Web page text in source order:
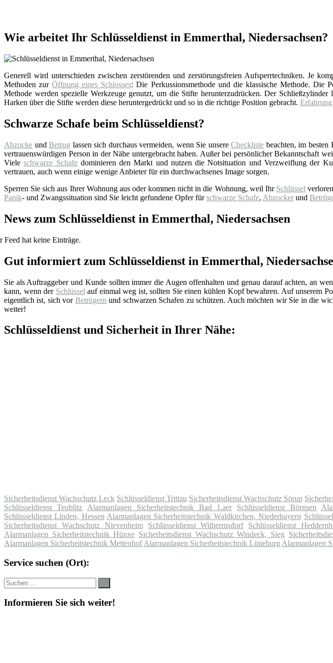
Wie arbeitet Ihr Schlüsseldienst in Emmerthal, Niedersachsen?
Generell wird unterschieden zwischen zerstörenden und zerstörungsfreien Aufsperrtechniken. Je
Methoden zurÖffnung eines Schlosses: Die Perkussionsmethode und die klassische Methode. Die
Methode werden spezielle Werkzeuge genutzt, um die Stifte herunterzudrücken. Der
Harken über die Stifte werden diese heruntergedrückt und so in die richtige Position gebracht. Erfahrung
Schwarze Schafe beim Schlüsseldienst?
Abzocke undBetrug lassen sich durchaus vermeiden, wenn Sie unsereCheckliste beachten, im
vertrauenswürdigen Person in der Nähe untergebracht haben. Außer bei persönlicher Bekanntschaft
Vieleschwarze Schafedominieren den Markt und nutzen die Notsituation und Verzweiflung der
vertrauen, auch wenn einige wenige Anbieter für ein durchwachsenes Image sorgen.
Sperren Sie sich aus Ihrer Wohnung aus oder kommen nicht in die Wohnung, weil Ihr Schlüssel
Panik- und Zwangssituation sind Sie leicht gefundene Opfer fürschwarze Schafe, Abzocker und
News zum Schlüsseldienst in Emmerthal, Niedersachsen
Feed hat keine Einträge.
Gut informiert zum Schlüsseldienst in Emmerthal,
Sie als Auftraggeber und Kunde sollten immer die Augen offenhalten und genau darauf achten, an
kann, wenn der Schlüssel auf einmal weg ist, sollten Sie einen kühlen Kopf bewahren. Auf unserem
eigentlich ist, sich vor Betrügern und schwarzen Schafen zu schützen. Auch möchten wir Sie in die
weiter!
Schlüsseldienst und Sicherheit in Ihrer Nähe:
Sicherheitsdienst Wachschutz Leck Schlüsseldienst Trittau Sicherheitsdienst Wachschutz Sörup
Schlüsseldienst Teublitz
Alarmanlagen Sicherheitstechnik Bad Laer Schlüsseldienst Börnsen
Schlüsseldienst Linden, Hessen Alarmanlagen Sicherheitstechnik Waldkirchen, Niederbayern
Sicherheitsdienst Wachschutz Nievenheim
Schlüsseldienst Wilhermsdorf Schlüsseldienst
Alarmanlagen Sicherheitstechnik Hünxe Sicherheitsdienst Wachschutz Windeck, Sieg
Alarmanlagen Sicherheitstechnik Mettenhof Alarmanlagen Sicherheitstechnik Lüneburg Alarmanlagen
Service suchen (Ort):
Suche
nach:
Informieren Sie sich weiter!